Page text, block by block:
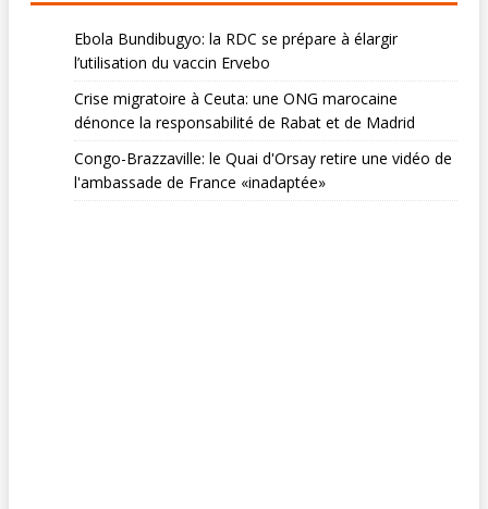
Ebola Bundibugyo: la RDC se prépare à élargir
l’utilisation du vaccin Ervebo
Crise migratoire à Ceuta: une ONG marocaine
dénonce la responsabilité de Rabat et de Madrid
Congo-Brazzaville: le Quai d'Orsay retire une vidéo de
l'ambassade de France «inadaptée»